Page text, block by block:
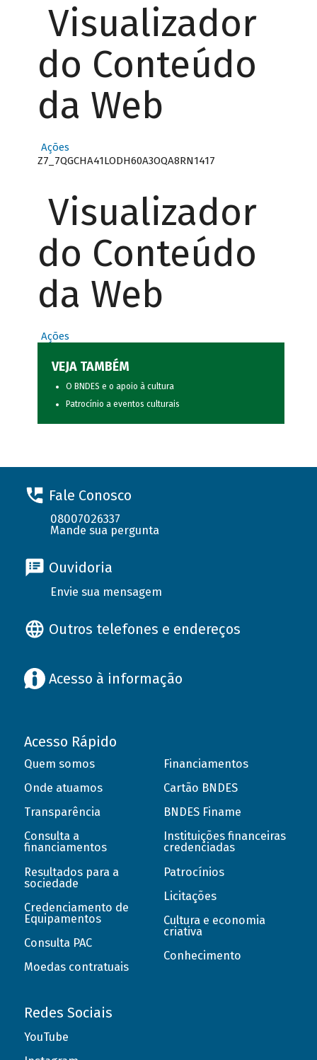
Visualizador
do Conteúdo
da Web
Ações
Z7_7QGCHA41LODH60A3OQA8RN1417
Visualizador
do Conteúdo
da Web
Ações
VEJA TAMBÉM
O BNDES e o apoio à cultura
Patrocínio a eventos culturais
Fale Conosco
08007026337
Mande sua pergunta
Ouvidoria
Envie sua mensagem
Outros telefones e endereços
Acesso à informação
Acesso Rápido
Quem somos
Onde atuamos
Transparência
Consulta a
financiamentos
Resultados para a
sociedade
Credenciamento de
Equipamentos
Consulta PAC
Moedas contratuais
Financiamentos
Cartão BNDES
BNDES Finame
Instituições financeiras
credenciadas
Patrocínios
Licitações
Cultura e economia
criativa
Conhecimento
Redes Sociais
YouTube